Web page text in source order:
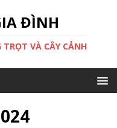
ĐÌNH
TRỌT VÀ CÂY CẢNH